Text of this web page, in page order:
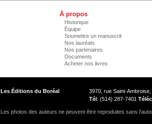
À propos
Historique
Équipe
Soumettre un manuscrit
Nos lauréats
Nos partenaires
Documents
Acheter nos livres
Les Éditions du Boréal
3970, rue Saint-
Tél: (514) 287-7401 Téléc
Les photos des auteurs ne peuvent être reproduites sans